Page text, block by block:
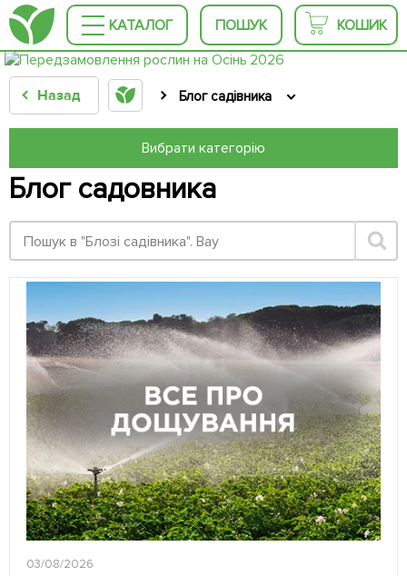
КАТАЛОГ ПОШУК КОШИК
Назад Блог садівника
Вибрати категорію
Блог садовника
03/08/2026